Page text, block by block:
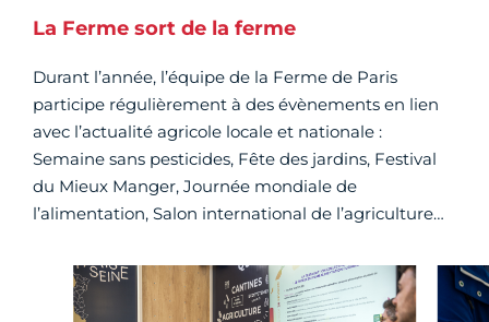
La Ferme sort de la ferme
Durant l’année, l’équipe de la Ferme de Paris
participe régulièrement à des évènements en lien
avec l’actualité agricole locale et nationale :
Semaine sans pesticides, Fête des jardins, Festival
du Mieux Manger, Journée mondiale de
l’alimentation, Salon international de l’agriculture…